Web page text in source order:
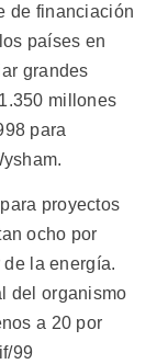
de financiación
países en
grandes
millones
para
proyectos
ocho por
la energía.
del organismo
a 20 por
99